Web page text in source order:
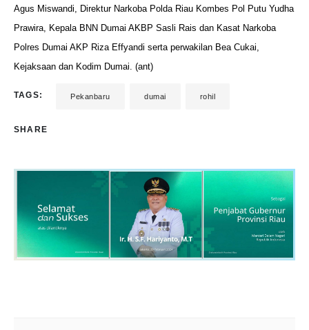
Agus Miswandi, Direktur Narkoba Polda Riau Kombes Pol Putu Yudha
Prawira, Kepala BNN Dumai AKBP Sasli Rais dan Kasat Narkoba
Polres Dumai AKP Riza Effyandi serta perwakilan Bea Cukai,
Kejaksaan dan Kodim Dumai. (ant)
TAGS: Pekanbaru dumai rohil
SHARE